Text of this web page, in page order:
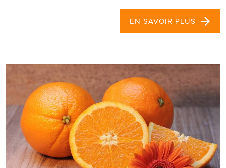
EN SAVOIR PLUS